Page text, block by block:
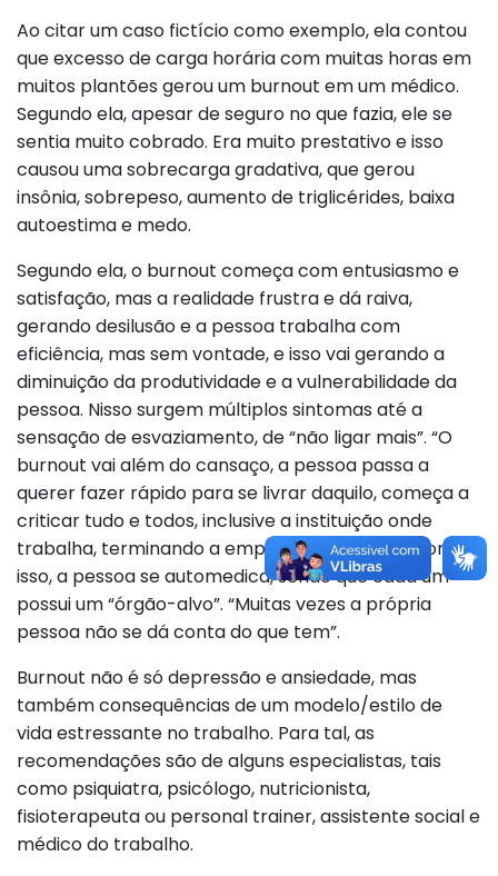
Ao citar um caso fictício como exemplo, ela contou
que excesso de carga horária com muitas horas em
muitos plantões gerou um burnout em um médico.
Segundo ela, apesar de seguro no que fazia, ele se
sentia muito cobrado. Era muito prestativo e isso
causou uma sobrecarga gradativa, que gerou
insônia, sobrepeso, aumento de triglicérides, baixa
autoestima e medo.
Segundo ela, o burnout começa com entusiasmo e
satisfação, mas a realidade frustra e dá raiva,
gerando desilusão e a pessoa trabalha com
eficiência, mas sem vontade, e isso vai gerando a
diminuição da produtividade e a vulnerabilidade da
pessoa. Nisso surgem múltiplos sintomas até a
sensação de esvaziamento, de “não ligar mais”. “O
burnout vai além do cansaço, a pessoa passa a
querer fazer rápido para se livrar daquilo, começa a
criticar tudo e todos, inclusive a instituição onde
trabalha, terminando a empatia com todos”. Com
isso, a pessoa se automedica, sendo que cada um
possui um “órgão-alvo”. “Muitas vezes a própria
pessoa não se dá conta do que tem”.
Burnout não é só depressão e ansiedade, mas
também consequências de um modelo/estilo de
vida estressante no trabalho. Para tal, as
recomendações são de alguns especialistas, tais
como psiquiatra, psicólogo, nutricionista,
fisioterapeuta ou personal trainer, assistente social e
médico do trabalho.